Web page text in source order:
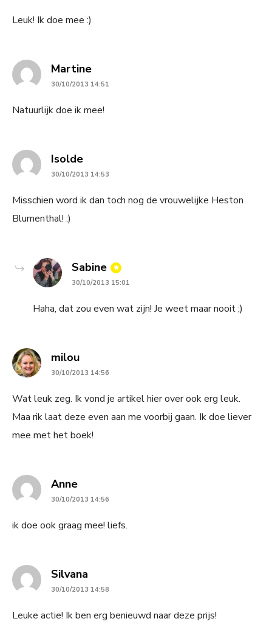
Leuk! Ik doe mee :)
Martinesays:
30/10/2013 14:51
Natuurlijk doe ik mee!
Isoldesays:
30/10/2013 14:53
Misschien word ik dan toch nog de vrouwelijke Heston
Blumenthal! :)
Sabine says:
30/10/2013 15:01
Haha, dat zou even wat zijn! Je weet maar nooit ;)
milousays:
30/10/2013 14:56
Wat leuk zeg. Ik vond je artikel hier over ook erg leuk.
Maa rik laat deze even aan me voorbij gaan. Ik doe liever
mee met het boek!
Annesays:
30/10/2013 14:56
ik doe ook graag mee! liefs.
Silvana
30/10/2013 14:58
Leuke actie! Ik ben erg benieuwd naar deze prijs!